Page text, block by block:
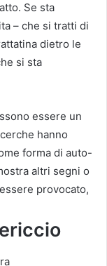
Se sta
– che si tratti di
dietro le
si sta
essere un
hanno
forma di auto-
altri segni o
provocato,